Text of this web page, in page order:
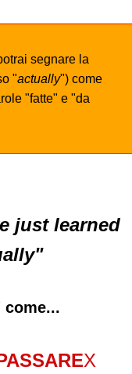
segnare la
"actually") come
"fatte" e "da
just learned
come...
X